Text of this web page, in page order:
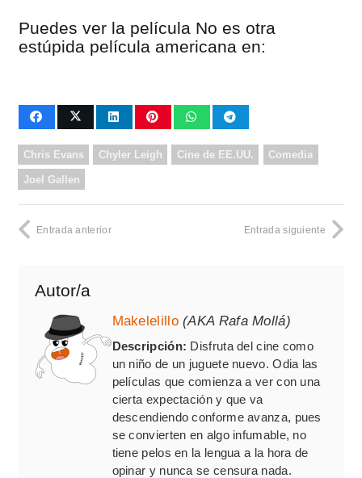
Puedes ver la película No es otra
estúpida película americana en:
Chris Evans Chyler Leigh Cine de EE.UU. Comedia
Joel Gallen
Entrada anterior Entrada siguiente
Autor/a
Makelelillo (AKA Rafa Mollá)
Descripción: Disfruta del cine como
un niño de un juguete nuevo. Odia las
películas que comienza a ver con una
cierta expectación y que va
descendiendo conforme avanza, pues
se convierten en algo infumable, no
tiene pelos en la lengua a la hora de
opinar y nunca se censura nada.